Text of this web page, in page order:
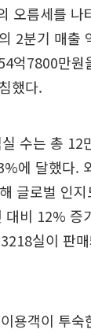
오름세를 나
2분기 매출
억7800만원
했다.
수는 총 12
에 달했다.
글로벌 인
대비 12% 증
실이 판
용객이 투숙